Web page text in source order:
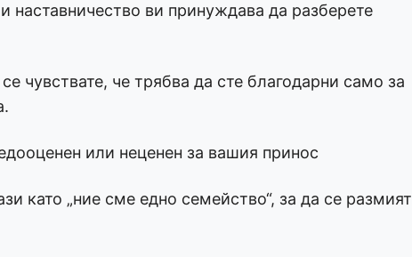
наставничество ви принуждава да разберете
чувствате, че трябва да сте благодарни само за
или неценен за вашия принос
като „ние сме едно семейство“, за да се размият